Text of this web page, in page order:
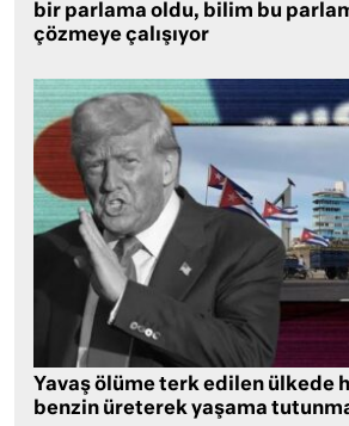
bir parlama oldu, bilim bu
çözmeye çalışıyor
Yavaş ölüme terk edilen ülkede
benzin üreterek yaşama